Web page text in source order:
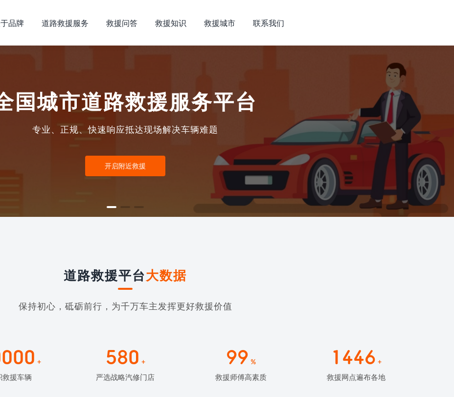
品牌 道路救援服务 救援问答 救援知识 救援城市 联系我们
国城市道路救援服务平台
专业、正规、快速响应抵达现场解决车辆难题
开启附近救援
道路救援平台大数据
保持初心，砥砺前行，为千万车主发挥更好救援价值
+
救援车辆
580 +
严选战略汽修门店
99 %
救援师傅高素质
1446 +
救援网点遍布各地